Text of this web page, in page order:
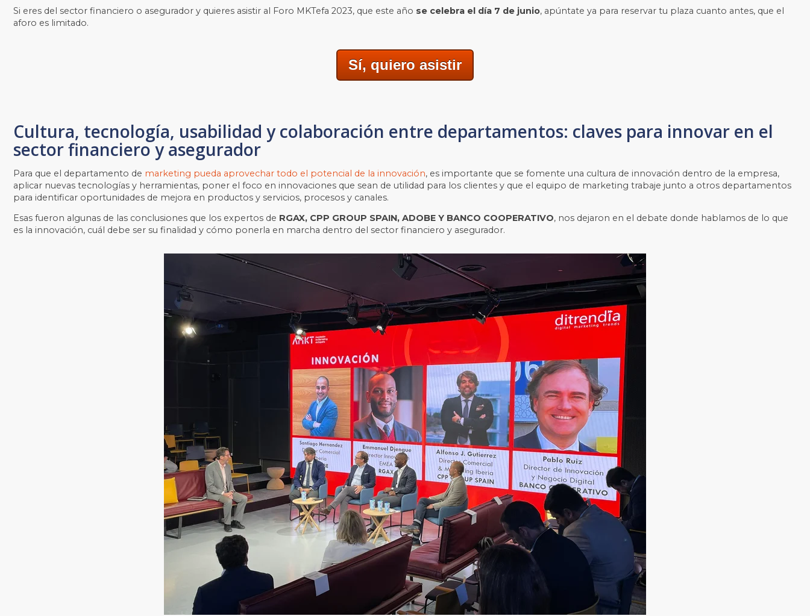
Si eres del sector financiero o asegurador y quieres asistir al Foro MKTefa 2023, que este año se celebra el día 7 de junio, apúntate ya para reservar tu plaza cuanto antes, que el
aforo es limitado.
Sí, quiero asistir
Cultura, tecnología, usabilidad y colaboración entre departamentos: claves para innovar en el
sector financiero y asegurador
Para que el departamento de marketing pueda aprovechar todo el potencial de la innovación, es importante que se fomente una cultura de innovación dentro de la empresa,
aplicar nuevas tecnologías y herramientas, poner el foco en innovaciones que sean de utilidad para los clientes y que el equipo de marketing trabaje junto a otros departamentos
para identificar oportunidades de mejora en productos y servicios, procesos y canales.
Esas fueron algunas de las conclusiones que los expertos de RGAX, CPP GROUP SPAIN, ADOBE Y BANCO COOPERATIVO, nos dejaron en el debate donde hablamos de lo que
es la innovación, cuál debe ser su finalidad y cómo ponerla en marcha dentro del sector financiero y asegurador.